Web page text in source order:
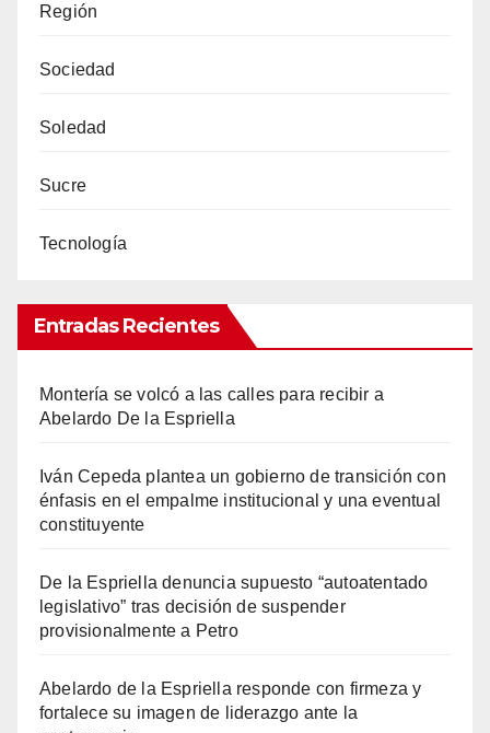
Región
Sociedad
Soledad
Sucre
Tecnología
Entradas Recientes
Montería se volcó a las calles para recibir a
Abelardo De la Espriella
Iván Cepeda plantea un gobierno de transición con
énfasis en el empalme institucional y una eventual
constituyente
De la Espriella denuncia supuesto “autoatentado
legislativo” tras decisión de suspender
provisionalmente a Petro
Abelardo de la Espriella responde con firmeza y
fortalece su imagen de liderazgo ante la